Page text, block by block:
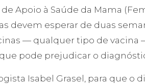
Apoio à Saúde da Mama
devem esperar de duas
— qualquer tipo de vacina
pode prejudicar o
Isabel Grasel, para que o